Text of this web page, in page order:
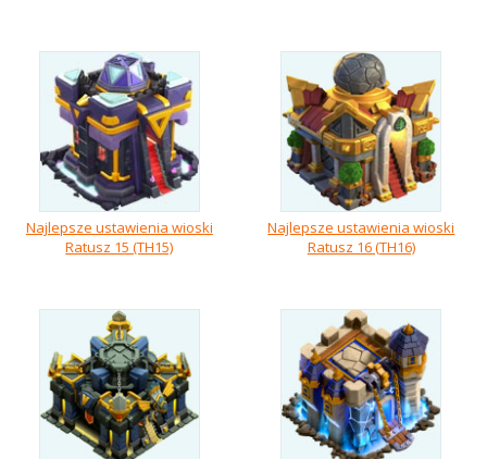
Najlepsze ustawienia wioski
Ratusz 15 (TH15)
Najlepsze ustawienia wioski
Ratusz 16 (TH16)